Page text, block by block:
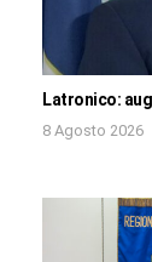
Latronico:
8 Agosto 2026